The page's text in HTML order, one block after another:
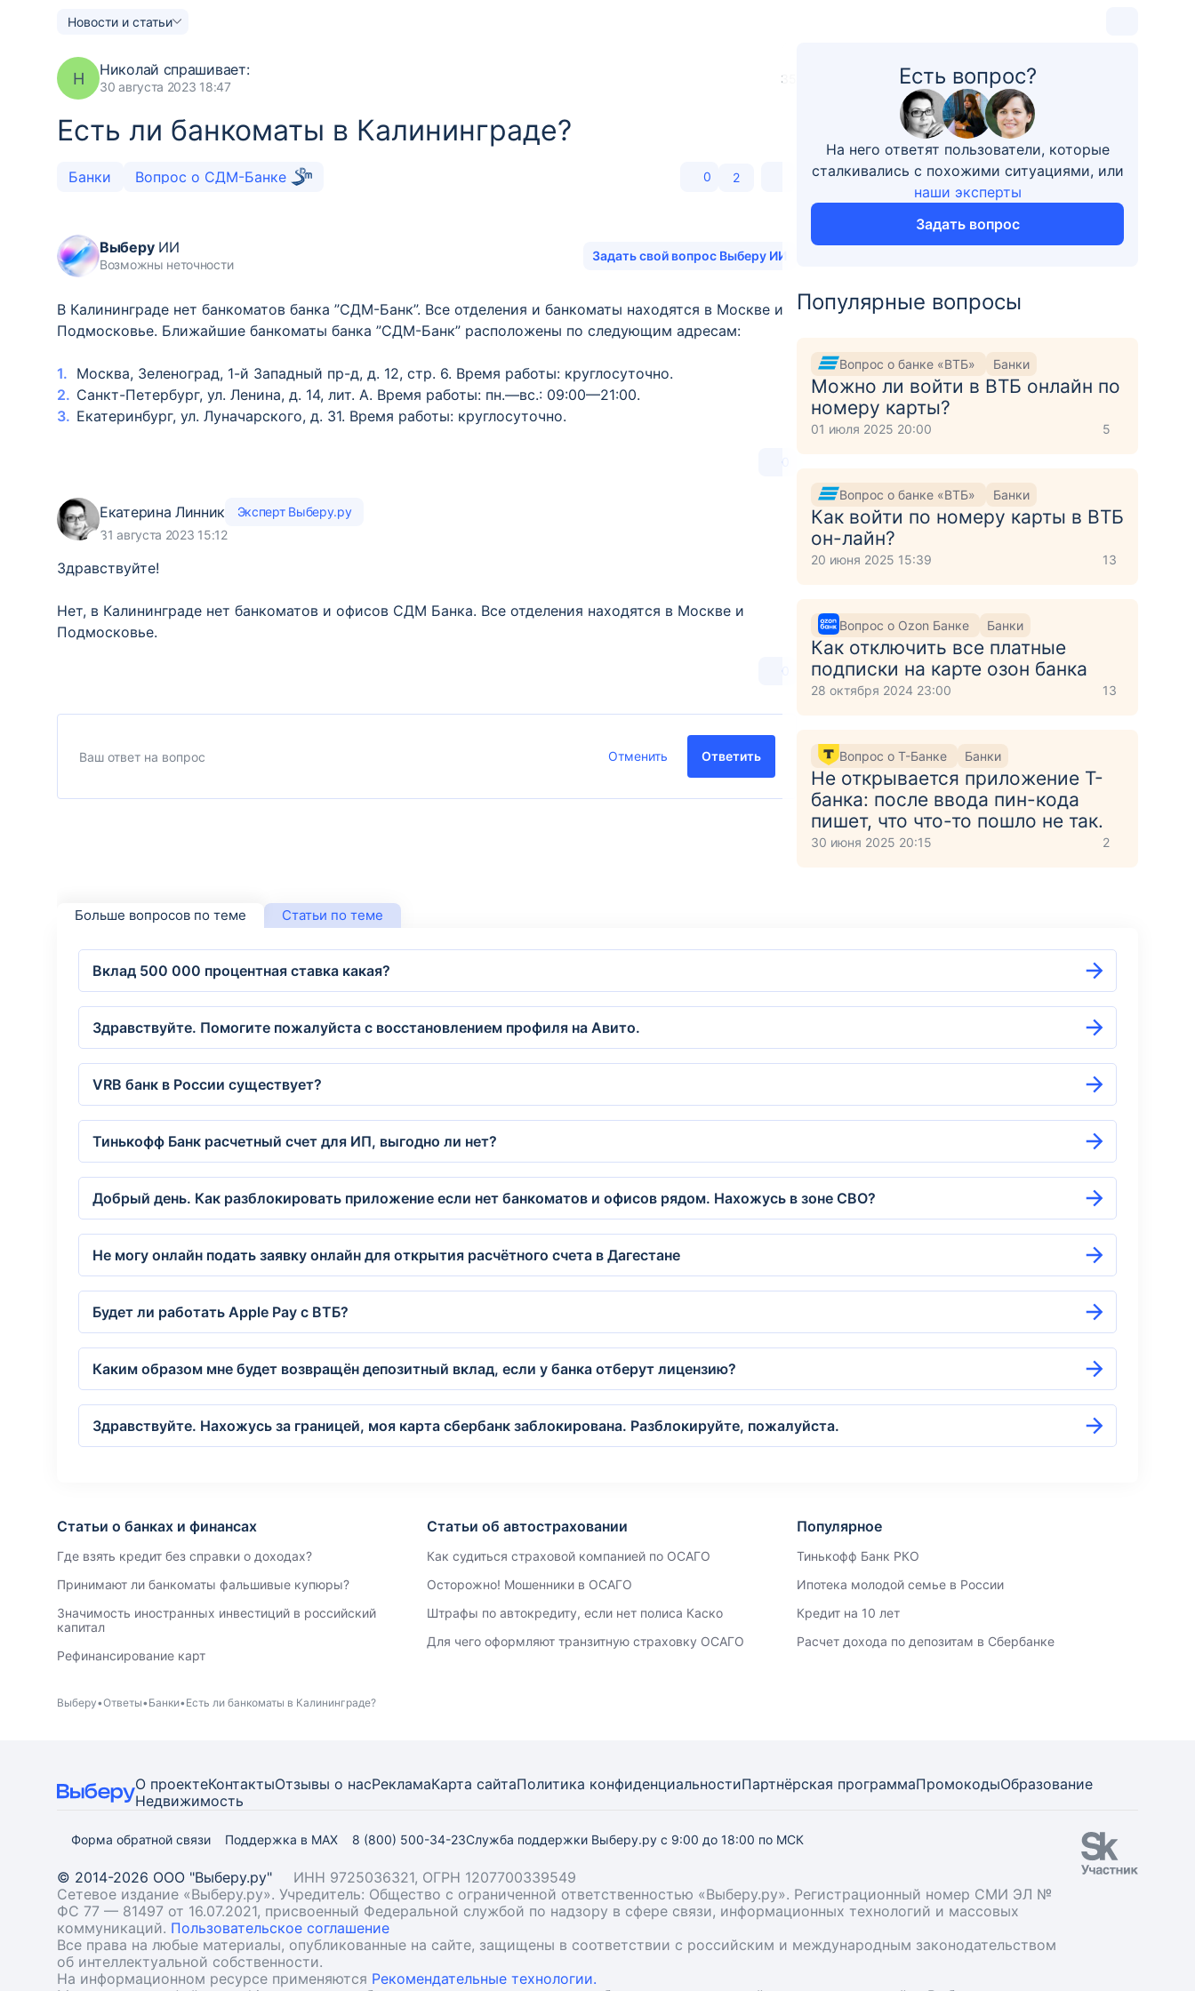
Новости и статьи
Н Николай спрашивает:
30 августа 2023 18:47
35
Есть ли банкоматы в Калининграде?
Банки Вопрос о СДМ-Банке 0 2
ВыберуИИ
Возможны неточности
Задать свой вопрос Выберу ИИ
В Калининграде нет банкоматов банка ”СДМ-Банк”. Все отделения и банкоматы находятся в Москве и
Подмосковье. Ближайшие банкоматы банка ”СДМ-Банк” расположены по следующим адресам:
Москва, Зеленоград, 1-й Западный пр-д, д. 12, стр. 6. Время работы: круглосуточно.
Санкт-Петербург, ул. Ленина, д. 14, лит. А. Время работы: пн.—вс.: 09:00—21:00.
Екатеринбург, ул. Луначарского, д. 31. Время работы: круглосуточно.
0
Екатерина Линник
Эксперт Выберу.ру
31 августа 2023 15:12
Здравствуйте!
Нет, в Калининграде нет банкоматов и офисов СДМ Банка. Все отделения находятся в Москве и
Подмосковье.
0
Отменить Ответить
Есть вопрос?
На него ответят пользователи, которые
сталкивались с похожими ситуациями, или
наши эксперты
Задать вопрос
Популярные вопросы
Вопрос о банке «ВТБ» Банки
Можно ли войти в ВТБ онлайн по
номеру карты?
01 июля 2025 20:00 5
Вопрос о банке «ВТБ» Банки
Как войти по номеру карты в ВТБ
он-лайн?
20 июня 2025 15:39 13
Вопрос о Ozon Банке Банки
Как отключить все платные
подписки на карте озон банка
28 октября 2024 23:00 13
Вопрос о Т-Банке Банки
Не открывается приложение Т-
банка: после ввода пин-кода
пишет, что что-то пошло не так.
30 июня 2025 20:15 2
Больше вопросов по теме Статьи по теме
Вклад 500 000 процентная ставка какая?
Здравствуйте. Помогите пожалуйста с восстановлением профиля на Авито.
VRB банк в России существует?
Тинькофф Банк расчетный счет для ИП, выгодно ли нет?
Добрый день. Как разблокировать приложение если нет банкоматов и офисов рядом. Нахожусь в зоне СВО?
Не могу онлайн подать заявку онлайн для открытия расчётного счета в Дагестане
Будет ли работать Apple Pay с ВТБ?
Каким образом мне будет возвращён депозитный вклад, если у банка отберут лицензию?
Здравствуйте. Нахожусь за границей, моя карта сбербанк заблокирована. Разблокируйте, пожалуйста.
Статьи о банках и финансах
Где взять кредит без справки о доходах?
Принимают ли банкоматы фальшивые купюры?
Значимость иностранных инвестиций в российский
капитал
Рефинансирование карт
Статьи об автостраховании
Как судиться страховой компанией по ОСАГО
Осторожно! Мошенники в ОСАГО
Штрафы по автокредиту, если нет полиса Каско
Для чего оформляют транзитную страховку ОСАГО
Популярное
Тинькофф Банк РКО
Ипотека молодой семье в России
Кредит на 10 лет
Расчет дохода по депозитам в Сбербанке
Выберу Ответы Банки Есть ли банкоматы в Калининграде?
О проектеКонтактыОтзывы о насРекламаКарта сайтаПолитика конфиденциальностиПартнёрская программаПромокодыОбразование
Недвижимость
Форма обратной связи Поддержка в MAX 8 (800) 500-34-23Служба поддержки Выберу.ру с 9:00 до 18:00 по МСК
© 2014-2026 ООО "Выберу.ру"
ИНН 9725036321, ОГРН 1207700339549
Сетевое издание «Выберу.ру». Учредитель: Общество с ограниченной ответственностью «Выберу.ру». Регистрационный номер СМИ ЭЛ №
ФС 77 — 81497 от 16.07.2021, присвоенный Федеральной службой по надзору в сфере связи, информационных технологий и массовых
коммуникаций. Пользовательское соглашение
Все права на любые материалы, опубликованные на сайте, защищены в соответствии с российским и международным законодательством
об интеллектуальной собственности.
На информационном ресурсе применяются Рекомендательные технологии.